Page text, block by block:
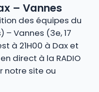
– Vannes
des équipes du
– Vannes (3e, 17
à 21H00 à Dax et
direct à la RADIO
notre site ou